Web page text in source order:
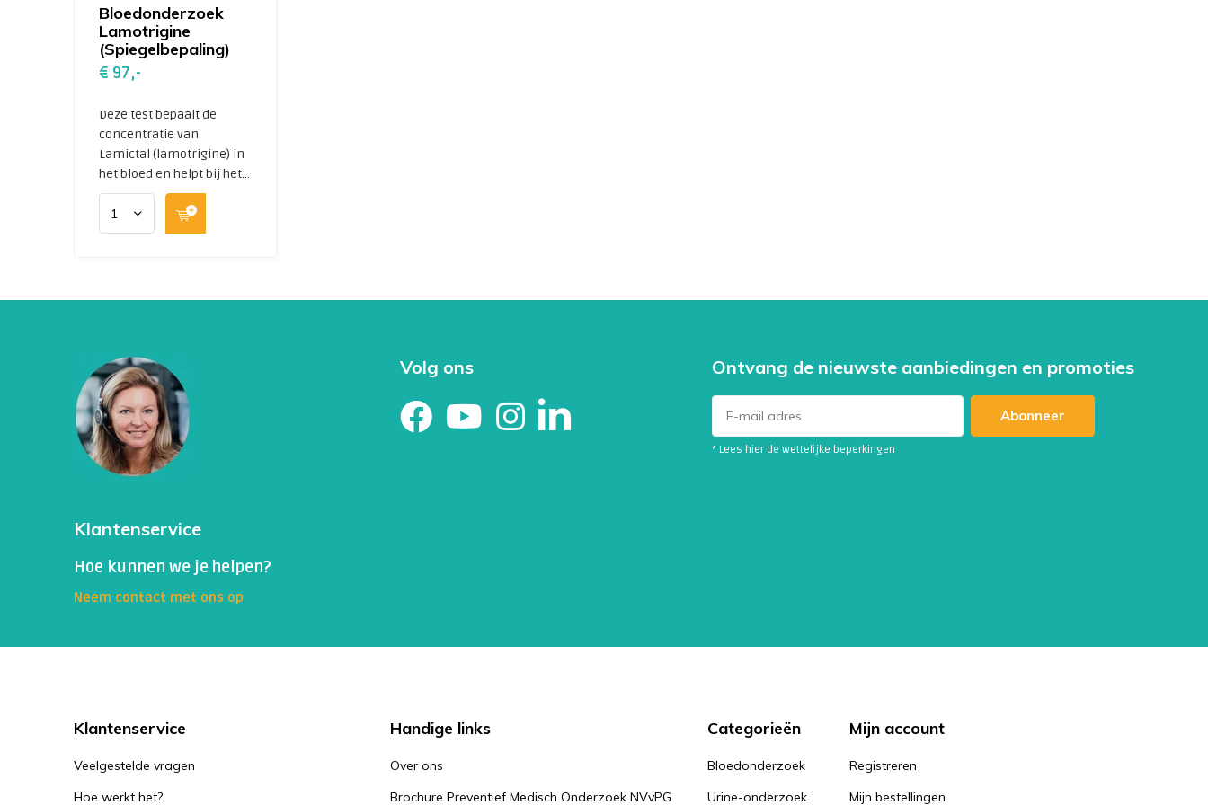
Bloedonderzoek
Lamotrigine
(Spiegelbepaling)
€ 97,-
Deze test bepaalt de
concentratie van
Lamictal (lamotrigine) in
het bloed en helpt bij het...
Klantenservice
Hoe kunnen we je helpen?
Neem contact met ons op
Volg ons Ontvang de nieuwste aanbiedingen en promoties
Abonneer
* Lees hier de wettelijke beperkingen
Klantenservice
Veelgestelde vragen
Hoe werkt het?
Handige links
Over ons
Brochure Preventief Medisch Onderzoek NVvPG
Categorieën
Bloedonderzoek
Urine-onderzoek
Mijn account
Registreren
Mijn bestellingen